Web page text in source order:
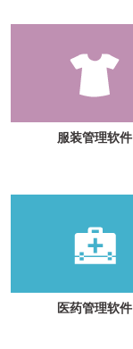
服装管理软件
医药管理软件